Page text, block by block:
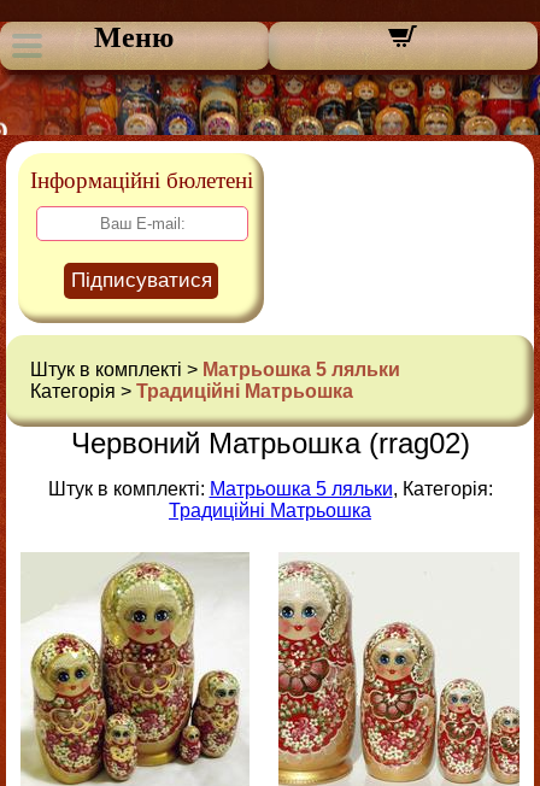
Меню
Інформаційні бюлетені
Підписуватися
Штук в комплекті > Матрьошка 5 ляльки
Категорія > Традиційні Матрьошка
Червоний Матрьошка (rrag02)
Штук в комплекті: Матрьошка 5 ляльки, Категорія:
Традиційні Матрьошка